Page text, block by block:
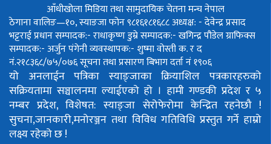
आँधीखोला मिडिया तथा सामुदायिक चेतना मन्च नेपाल
ठेगाना वालिङ—१०, स्याङजा फोन ९८१६१८१६८८अध्यक्ष: - देवेन्द्र प्रसाद
भट्टराईप्रधान सम्पादक:- राधाकृष्ण डुम्रेसम्पादक:- खगिन्द्र पौडेलग्राफिक्स
सम्पादक:- अर्जुन पंगेनीव्यवस्थापक:- शुष्मा वोस्तीक. र द
नं.२१८३६८/७५/०७६सूचना तथा प्रसारण बिभाग दर्ता नं १९०६
यो अनलाईन पत्रिका स्याङ्जाका क्रियाशिल पत्रकारहरुको
सक्रियतामा सञ्चालनमा ल्याईएको हो । हामी गण्डकी प्रदेश र ५
नम्बर प्रदेश, विशेषत: स्याङ्जा सेरोफेरोमा केन्द्रित रहनेछौ !
सुचना,जानकारी,मनोरञ्जन तथा विविध गतिविधि प्रस्तुत गर्ने हाम्रो
लक्ष्य रहेको छ !